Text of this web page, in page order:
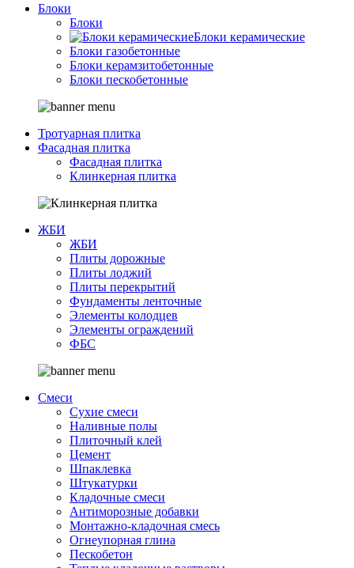
Блоки
Блоки
Блоки керамические
Блоки газобетонные
Блоки керамзитобетонные
Блоки пескобетонные
Тротуарная плитка
Фасадная плитка
Фасадная плитка
Клинкерная плитка
ЖБИ
ЖБИ
Плиты дорожные
Плиты лоджий
Плиты перекрытий
Фундаменты ленточные
Элементы колодцев
Элементы ограждений
ФБС
Смеси
Сухие смеси
Наливные полы
Плиточный клей
Цемент
Шпаклевка
Штукатурки
Кладочные смеси
Антиморозные добавки
Монтажно-кладочная смесь
Огнеупорная глина
Пескобетон